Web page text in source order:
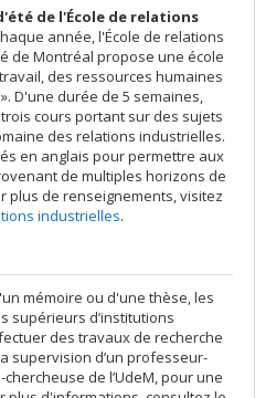
de l'École de relations
année, l'École de relations
de Montréal propose une école
des ressources humaines
D'une durée de 5 semaines,
cours portant sur des sujets
des relations industrielles.
en anglais pour permettre aux
de multiples horizons de
plus de renseignements, visitez
industrielles.
mémoire ou d'une thèse, les
supérieurs d’institutions
des travaux de recherche
supervision d’un professeur-
de l’UdeM, pour une